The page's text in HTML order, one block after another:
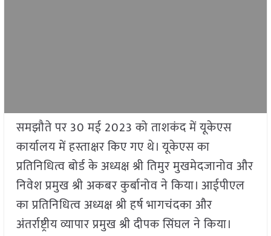
समझौते पर 30 मई 2023 को ताशकंद में यूकेएस
कार्यालय में हस्ताक्षर किए गए थे। यूकेएस का
प्रतिनिधित्व बोर्ड के अध्यक्ष श्री तिमुर मुखमेदजानोव और
निवेश प्रमुख श्री अकबर कुर्बानोव ने किया। आईपीएल
का प्रतिनिधित्व अध्यक्ष श्री हर्ष भागचंदका और
अंतर्राष्ट्रीय व्यापार प्रमुख श्री दीपक सिंघल ने किया।